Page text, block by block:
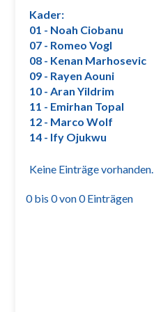
Kader:
01 - Noah Ciobanu
07 - Romeo Vogl
08 - Kenan Marhosevic
09 - Rayen Aouni
10 - Aran Yildrim
11 - Emirhan Topal
12 - Marco Wolf
14 - Ify Ojukwu
Keine Einträge vorhanden.
0 bis 0 von 0 Einträgen